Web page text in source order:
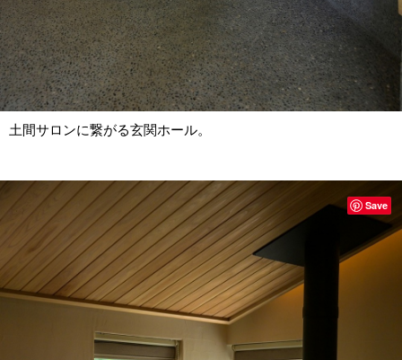
土間サロンに繋がる玄関ホール。
Save